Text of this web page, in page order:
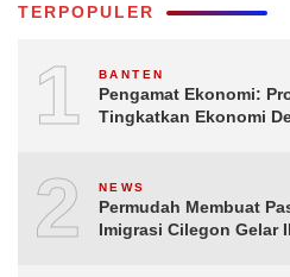
TERPOPULER
1 BANTEN
Pengamat Ekonomi:
Tingkatkan Ekonomi
2 NEWS
Permudah Membuat
Imigrasi Cilegon Gelar